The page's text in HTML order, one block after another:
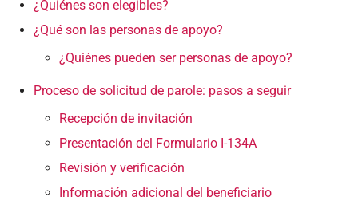
¿Quiénes son elegibles?
¿Qué son las personas de apoyo?
¿Quiénes pueden ser personas de apoyo?
Proceso de solicitud de parole: pasos a seguir
Recepción de invitación
Presentación del Formulario I-134A
Revisión y verificación
Información adicional del beneficiario